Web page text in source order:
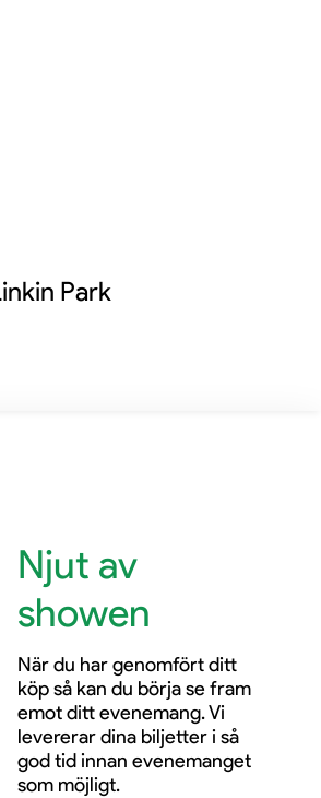
Park
Njut av
showen
När du har genomfört ditt
köp så kan du börja se fram
emot ditt evenemang. Vi
levererar dina biljetter i så
god tid innan evenemanget
som möjligt.